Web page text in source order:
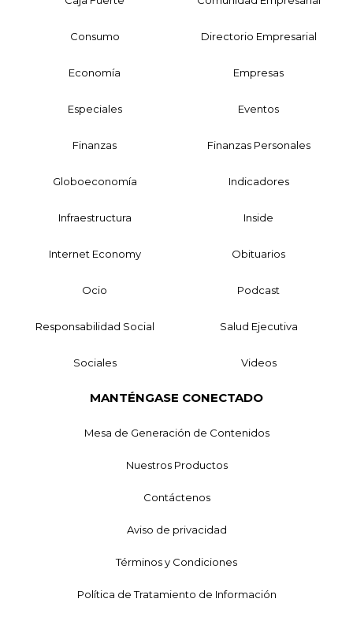
Consumo Directorio Empresarial
Economía Empresas
Especiales Eventos
Finanzas Finanzas Personales
Globoeconomía Indicadores
Infraestructura Inside
Internet Economy Obituarios
Ocio Podcast
Responsabilidad Social Salud Ejecutiva
Sociales Videos
MANTÉNGASE CONECTADO
Mesa de Generación de Contenidos
Nuestros Productos
Contáctenos
Aviso de privacidad
Términos y Condiciones
Política de Tratamiento de Información